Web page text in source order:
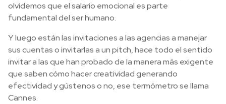
olvidemos que el salario emocional es parte
fundamental del ser humano.
Y luego están las invitaciones a las agencias a manejar
sus cuentas o invitarlas a un pitch, hace todo el sentido
invitar a las que han probado de la manera más exigente
que saben cómo hacer creatividad generando
efectividad y gústenos o no, ese termómetro se llama
Cannes.